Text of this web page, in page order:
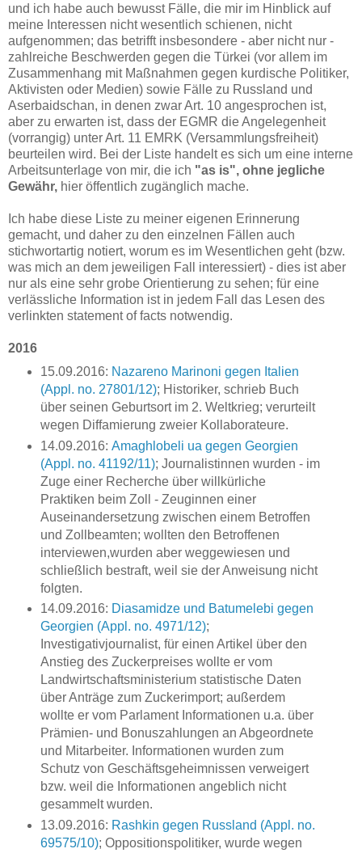
und ich habe auch bewusst Fälle, die mir im Hinblick auf
meine Interessen nicht wesentlich schienen, nicht
aufgenommen; das betrifft insbesondere - aber nicht nur -
zahlreiche Beschwerden gegen die Türkei (vor allem im
Zusammenhang mit Maßnahmen gegen kurdische Politiker,
Aktivisten oder Medien) sowie Fälle zu Russland und
Aserbaidschan, in denen zwar Art. 10 angesprochen ist,
aber zu erwarten ist, dass der EGMR die Angelegenheit
(vorrangig) unter Art. 11 EMRK (Versammlungsfreiheit)
beurteilen wird. Bei der Liste handelt es sich um eine interne
Arbeitsunterlage von mir, die ich "as is", ohne jegliche
Gewähr, hier öffentlich zugänglich mache.
Ich habe diese Liste zu meiner eigenen Erinnerung
gemacht, und daher zu den einzelnen Fällen auch
stichwortartig notiert, worum es im Wesentlichen geht (bzw.
was mich an dem jeweiligen Fall interessiert) - dies ist aber
nur als eine sehr grobe Orientierung zu sehen; für eine
verlässliche Information ist in jedem Fall das Lesen des
verlinkten statement of facts notwendig.
2016
15.09.2016: Nazareno Marinoni gegen Italien
(Appl. no. 27801/12); Historiker, schrieb Buch
über seinen Geburtsort im 2. Weltkrieg; verurteilt
wegen Diffamierung zweier Kollaborateure.
14.09.2016: Amaghlobeli ua gegen Georgien
(Appl. no. 41192/11); Journalistinnen wurden - im
Zuge einer Recherche über willkürliche
Praktiken beim Zoll - Zeuginnen einer
Auseinandersetzung zwischen einem Betroffen
und Zollbeamten; wollten den Betroffenen
interviewen,wurden aber weggewiesen und
schließlich bestraft, weil sie der Anweisung nicht
folgten.
14.09.2016: Diasamidze und Batumelebi gegen
Georgien (Appl. no. 4971/12);
Investigativjournalist, für einen Artikel über den
Anstieg des Zuckerpreises wollte er vom
Landwirtschaftsministerium statistische Daten
über Anträge zum Zuckerimport; außerdem
wollte er vom Parlament Informationen u.a. über
Prämien- und Bonuszahlungen an Abgeordnete
und Mitarbeiter. Informationen wurden zum
Schutz von Geschäftsgeheimnissen verweigert
bzw. weil die Informationen angeblich nicht
gesammelt wurden.
13.09.2016: Rashkin gegen Russland (Appl. no.
69575/10); Oppositionspolitiker, wurde wegen